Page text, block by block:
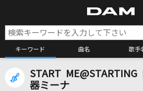
キーワード 曲名 歌手
カラオケ検索
START ME@STARTING
器ミーナ